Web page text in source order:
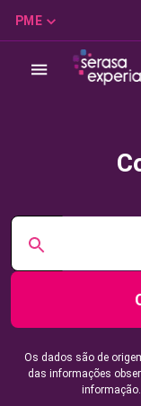
PME
Os dados são de
das informações